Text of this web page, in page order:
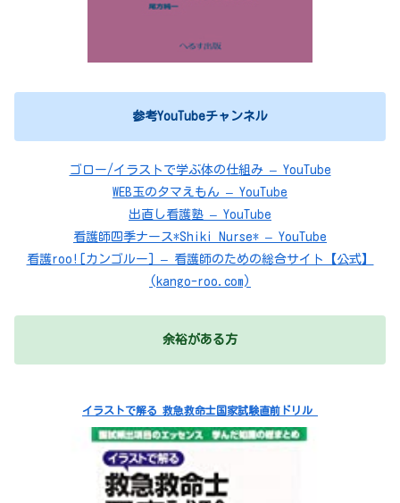
参考YouTubeチャンネル
ゴロー/イラストで学ぶ体の仕組み – YouTube
WEB玉のタマえもん – YouTube
出直し看護塾 – YouTube
看護師四季ナース*Shiki Nurse* – YouTube
看護roo![カンゴルー] – 看護師のための総合サイト【公式】
(kango-roo.com)
余裕がある方
イラストで解る 救急救命士国家試験直前ドリル